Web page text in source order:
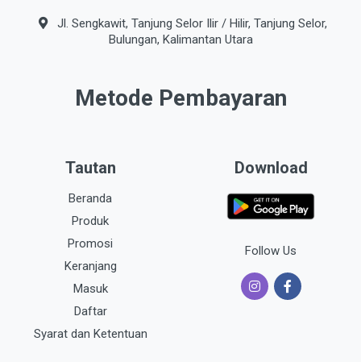
Jl. Sengkawit, Tanjung Selor Ilir / Hilir, Tanjung Selor,
Bulungan, Kalimantan Utara
Metode Pembayaran
Tautan
Beranda
Produk
Promosi
Keranjang
Masuk
Daftar
Syarat dan Ketentuan
Download
Follow Us